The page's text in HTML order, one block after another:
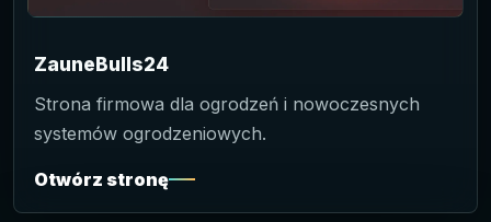
ZauneBulls24
Strona firmowa dla ogrodzeń i nowoczesnych
systemów ogrodzeniowych.
Otwórz stronę